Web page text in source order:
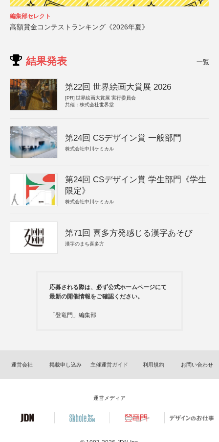
編集部セレクト
高額賞金コンテストランキング《2026年夏》
結果発表 一覧
第22回 世界絵画大賞展 2026
[PR] 世界絵画大賞展 実行委員会
共催：株式会社世界堂
第24回 CSデザイン賞 一般部門
株式会社中川ケミカル
第24回 CSデザイン賞 学生部門《学生
限定》
株式会社中川ケミカル
第71回 喜多方発感じる漢字あそび
漢字のまち喜多方
応募される際は、必ず公式ホームページにて
最新の開催情報をご確認ください。
「登竜門」編集部
運営会社 掲載申し込み 主催運営ガイド 利用規約 お問い合わせ
運営メディア